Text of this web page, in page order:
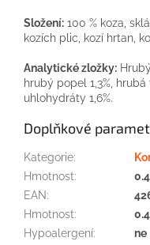
Složení: 100 % koza,
kozích plic, kozí hrtan,
Analytické zložky:
hrubý popel 1,3%, hrubá
uhlohydráty 1,6%.
Doplňkové
Kategorie:
Hmotnost:
EAN:
Hmotnost:
0.4
Hypoalergení:
ne